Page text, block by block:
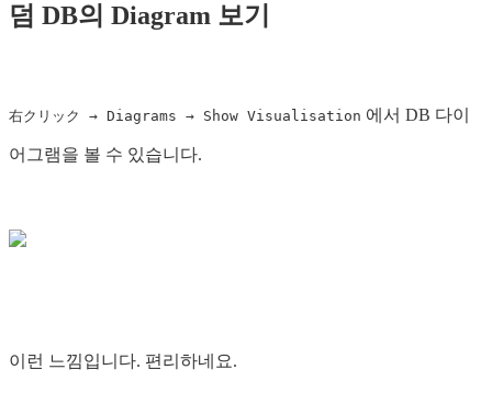
덤 DB의 Diagram 보기
右クリック → Diagrams → Show Visualisation 에서 DB 다이
어그램을 볼 수 있습니다.
이런 느낌입니다. 편리하네요.